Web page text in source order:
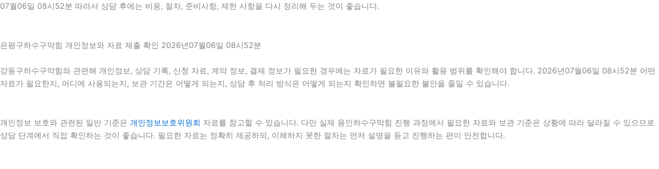
07월06일 08시52분 따라서 상담 후에는 비용, 절차, 준비사항, 제한 사항을 다시 정리해 두는 것이 좋습니다.
은평구하수구막힘 개인정보와 자료 제출 확인 2026년07월06일 08시52분
강동구하수구막힘와 관련해 개인정보, 상담 기록, 신청 자료, 계약 정보, 결제 정보가 필요한 경우에는 자료가 필요한 이유와 활용 범위를 확인해야 합니다. 2026년07월06일 08시52분 어떤
자료가 필요한지, 어디에 사용되는지, 보관 기간은 어떻게 되는지, 상담 후 처리 방식은 어떻게 되는지 확인하면 불필요한 불안을 줄일 수 있습니다.
개인정보 보호와 관련된 일반 기준은 개인정보보호위원회 자료를 참고할 수 있습니다. 다만 실제 용인하수구막힘 진행 과정에서 필요한 자료와 보관 기준은 상황에 따라 달라질 수 있으므로
상담 단계에서 직접 확인하는 것이 좋습니다. 필요한 자료는 정확히 제공하되, 이해하지 못한 절차는 먼저 설명을 듣고 진행하는 편이 안전합니다.